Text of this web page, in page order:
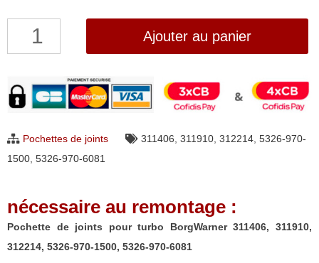
quantité
de
joints
turbo
BorgWarner
311910,
312214,
5326-
Ajouter au panier
Pochettes de joints 311406, 311910, 312214, 5326-970-
1500, 5326-970-6081
nécessaire au remontage :
Pochette de joints pour turbo BorgWarner 311406, 311910,
312214, 5326-970-1500, 5326-970-6081